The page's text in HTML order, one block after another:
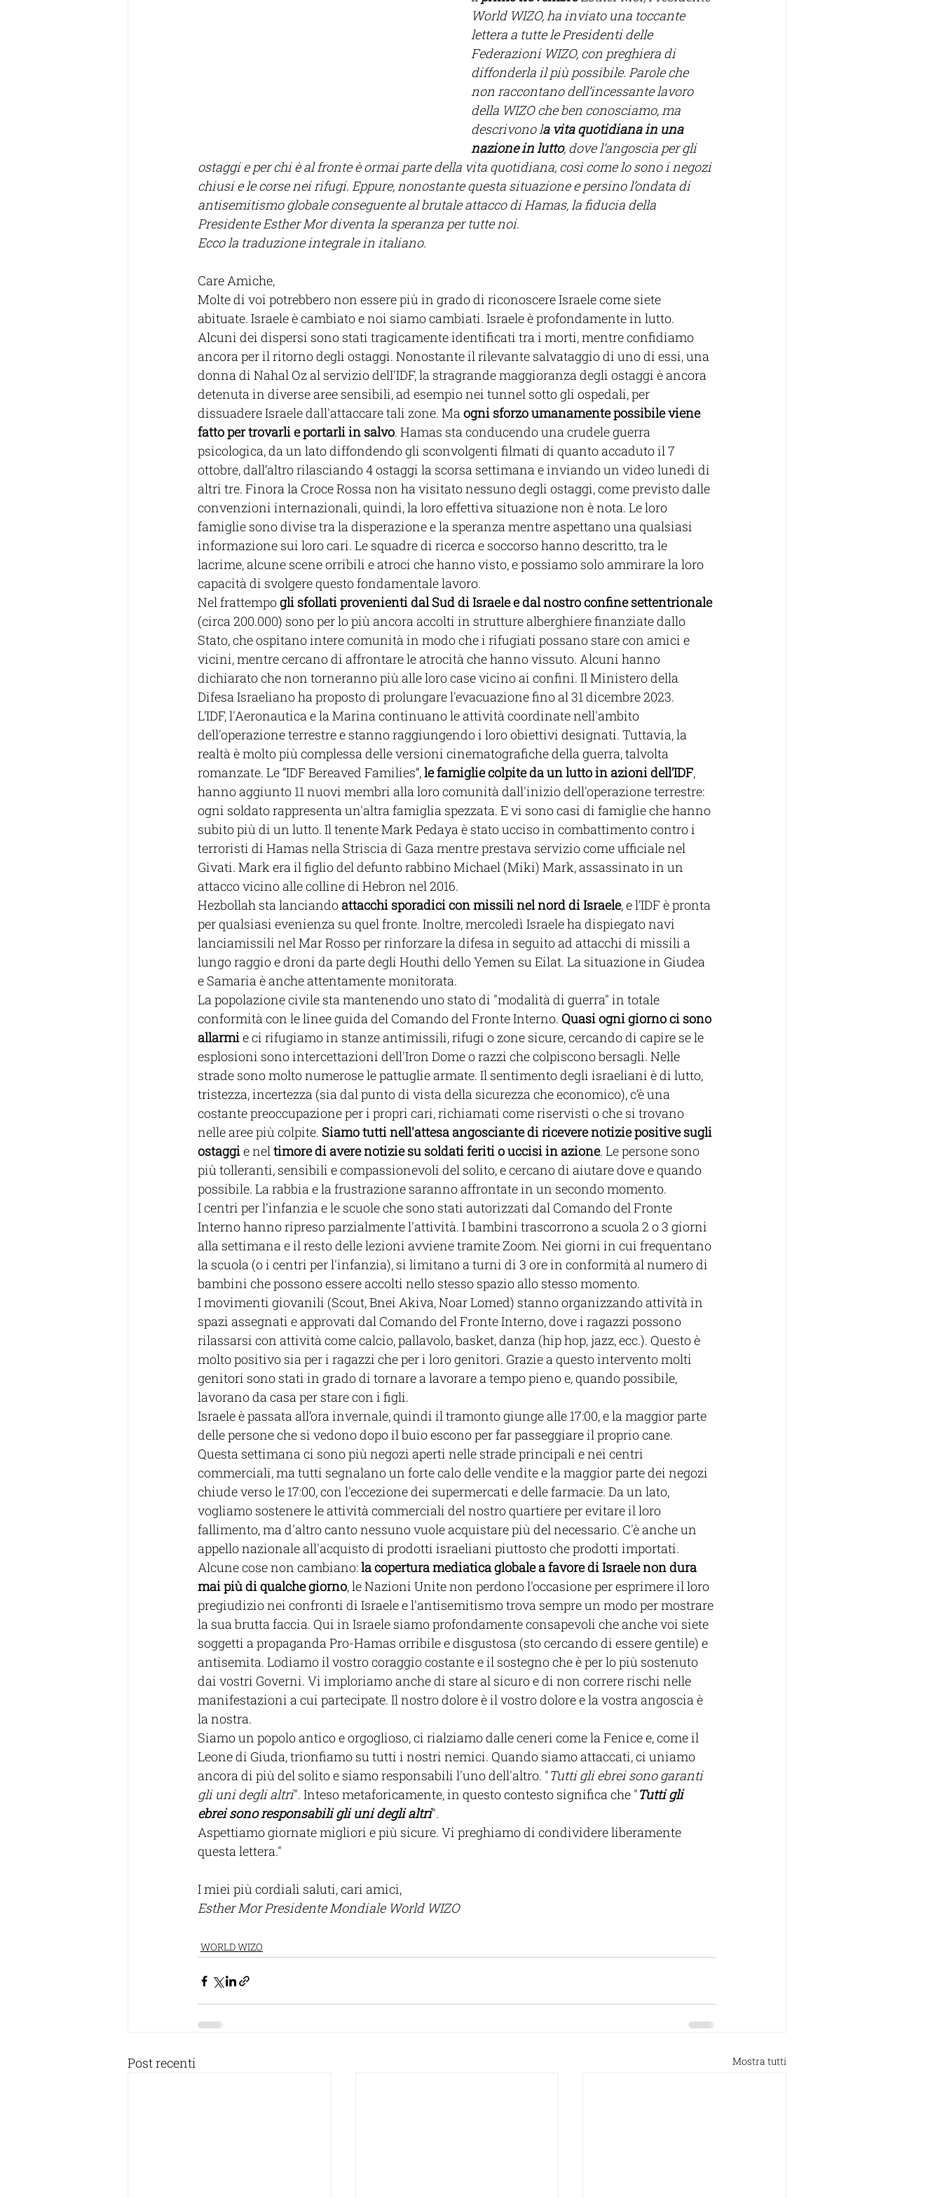
World WIZO, ha inviato una toccante
lettera a tutte le Presidenti delle
Federazioni WIZO, con preghiera di
diffonderla il più possibile. Parole che
non raccontano dell’incessante lavoro
della WIZO che ben conosciamo, ma
descrivono la vita quotidiana in una
nazione in lutto, dove l’angoscia per gli
ostaggi e per chi è al fronte è ormai parte della vita quotidiana, così come lo sono i negozi
chiusi e le corse nei rifugi. Eppure, nonostante questa situazione e persino l’ondata di
antisemitismo globale conseguente al brutale attacco di Hamas, la fiducia della
Presidente Esther Mor diventa la speranza per tutte noi.
Ecco la traduzione integrale in italiano.
Care Amiche,
Molte di voi potrebbero non essere più in grado di riconoscere Israele come siete
abituate. Israele è cambiato e noi siamo cambiati. Israele è profondamente in lutto.
Alcuni dei dispersi sono stati tragicamente identificati tra i morti, mentre confidiamo
ancora per il ritorno degli ostaggi. Nonostante il rilevante salvataggio di uno di essi, una
donna di Nahal Oz al servizio delI'IDF, la stragrande maggioranza degli ostaggi è ancora
detenuta in diverse aree sensibili, ad esempio nei tunnel sotto gli ospedali, per
dissuadere Israele dall'attaccare tali zone. Ma ogni sforzo umanamente possibile viene
fatto per trovarli e portarli in salvo. Hamas sta conducendo una crudele guerra
psicologica, da un lato diffondendo gli sconvolgenti filmati di quanto accaduto il 7
ottobre, dall’altro rilasciando 4 ostaggi la scorsa settimana e inviando un video lunedì di
altri tre. Finora la Croce Rossa non ha visitato nessuno degli ostaggi, come previsto dalle
convenzioni internazionali, quindi, la loro effettiva situazione non è nota. Le loro
famiglie sono divise tra la disperazione e la speranza mentre aspettano una qualsiasi
informazione sui loro cari. Le squadre di ricerca e soccorso hanno descritto, tra le
lacrime, alcune scene orribili e atroci che hanno visto, e possiamo solo ammirare la loro
capacità di svolgere questo fondamentale lavoro.
Nel frattempo gli sfollati provenienti dal Sud di Israele e dal nostro confine settentrionale
(circa 200.000) sono per lo più ancora accolti in strutture alberghiere finanziate dallo
Stato, che ospitano intere comunità in modo che i rifugiati possano stare con amici e
vicini, mentre cercano di affrontare le atrocità che hanno vissuto. Alcuni hanno
dichiarato che non torneranno più alle loro case vicino ai confini. Il Ministero della
Difesa Israeliano ha proposto di prolungare l'evacuazione fino al 31 dicembre 2023.
L’IDF, l'Aeronautica e la Marina continuano le attività coordinate nell'ambito
dell'operazione terrestre e stanno raggiungendo i loro obiettivi designati. Tuttavia, la
realtà è molto più complessa delle versioni cinematografiche della guerra, talvolta
romanzate. Le “IDF Bereaved Families”, le famiglie colpite da un lutto in azioni dell’IDF,
hanno aggiunto 11 nuovi membri alla loro comunità dall'inizio dell'operazione terrestre:
ogni soldato rappresenta un'altra famiglia spezzata. E vi sono casi di famiglie che hanno
subito più di un lutto. Il tenente Mark Pedaya è stato ucciso in combattimento contro i
terroristi di Hamas nella Striscia di Gaza mentre prestava servizio come ufficiale nel
Givati. Mark era il figlio del defunto rabbino Michael (Miki) Mark, assassinato in un
attacco vicino alle colline di Hebron nel 2016.
Hezbollah sta lanciando attacchi sporadici con missili nel nord di Israele, e l’IDF è pronta
per qualsiasi evenienza su quel fronte. Inoltre, mercoledì Israele ha dispiegato navi
lanciamissili nel Mar Rosso per rinforzare la difesa in seguito ad attacchi di missili a
lungo raggio e droni da parte degli Houthi dello Yemen su Eilat. La situazione in Giudea
e Samaria è anche attentamente monitorata.
La popolazione civile sta mantenendo uno stato di "modalità di guerra" in totale
conformità con le linee guida del Comando del Fronte Interno. Quasi ogni giorno ci sono
allarmi e ci rifugiamo in stanze antimissili, rifugi o zone sicure, cercando di capire se le
esplosioni sono intercettazioni dell'Iron Dome o razzi che colpiscono bersagli. Nelle
strade sono molto numerose le pattuglie armate. Il sentimento degli israeliani è di lutto,
tristezza, incertezza (sia dal punto di vista della sicurezza che economico), c’è una
costante preoccupazione per i propri cari, richiamati come riservisti o che si trovano
nelle aree più colpite. Siamo tutti nell'attesa angosciante di ricevere notizie positive sugli
ostaggi e nel timore di avere notizie su soldati feriti o uccisi in azione. Le persone sono
più tolleranti, sensibili e compassionevoli del solito, e cercano di aiutare dove e quando
possibile. La rabbia e la frustrazione saranno affrontate in un secondo momento.
I centri per l'infanzia e le scuole che sono stati autorizzati dal Comando del Fronte
Interno hanno ripreso parzialmente l'attività. I bambini trascorrono a scuola 2 o 3 giorni
alla settimana e il resto delle lezioni avviene tramite Zoom. Nei giorni in cui frequentano
la scuola (o i centri per l'infanzia), si limitano a turni di 3 ore in conformità al numero di
bambini che possono essere accolti nello stesso spazio allo stesso momento.
I movimenti giovanili (Scout, Bnei Akiva, Noar Lomed) stanno organizzando attività in
spazi assegnati e approvati dal Comando del Fronte Interno, dove i ragazzi possono
rilassarsi con attività come calcio, pallavolo, basket, danza (hip hop, jazz, ecc.). Questo è
molto positivo sia per i ragazzi che per i loro genitori. Grazie a questo intervento molti
genitori sono stati in grado di tornare a lavorare a tempo pieno e, quando possibile,
lavorano da casa per stare con i figli.
Israele è passata all’ora invernale, quindi il tramonto giunge alle 17:00, e la maggior parte
delle persone che si vedono dopo il buio escono per far passeggiare il proprio cane.
Questa settimana ci sono più negozi aperti nelle strade principali e nei centri
commerciali, ma tutti segnalano un forte calo delle vendite e la maggior parte dei negozi
chiude verso le 17:00, con l'eccezione dei supermercati e delle farmacie. Da un lato,
vogliamo sostenere le attività commerciali del nostro quartiere per evitare il loro
fallimento, ma d'altro canto nessuno vuole acquistare più del necessario. C'è anche un
appello nazionale all'acquisto di prodotti israeliani piuttosto che prodotti importati.
Alcune cose non cambiano: la copertura mediatica globale a favore di Israele non dura
mai più di qualche giorno, le Nazioni Unite non perdono l'occasione per esprimere il loro
pregiudizio nei confronti di Israele e l'antisemitismo trova sempre un modo per mostrare
la sua brutta faccia. Qui in Israele siamo profondamente consapevoli che anche voi siete
soggetti a propaganda Pro-Hamas orribile e disgustosa (sto cercando di essere gentile) e
antisemita. Lodiamo il vostro coraggio costante e il sostegno che è per lo più sostenuto
dai vostri Governi. Vi imploriamo anche di stare al sicuro e di non correre rischi nelle
manifestazioni a cui partecipate. Il nostro dolore è il vostro dolore e la vostra angoscia è
la nostra.
Siamo un popolo antico e orgoglioso, ci rialziamo dalle ceneri come la Fenice e, come il
Leone di Giuda, trionfiamo su tutti i nostri nemici. Quando siamo attaccati, ci uniamo
ancora di più del solito e siamo responsabili l'uno dell'altro. "Tutti gli ebrei sono garanti
gli uni degli altri". Inteso metaforicamente, in questo contesto significa che "Tutti gli
ebrei sono responsabili gli uni degli altri".
Aspettiamo giornate migliori e più sicure. Vi preghiamo di condividere liberamente
questa lettera."
I miei più cordiali saluti, cari amici,
Esther Mor Presidente Mondiale World WIZO
WORLD WIZO
Post recenti Mostra tutti